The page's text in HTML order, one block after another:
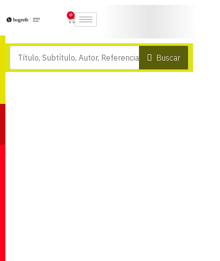
0
Buscar